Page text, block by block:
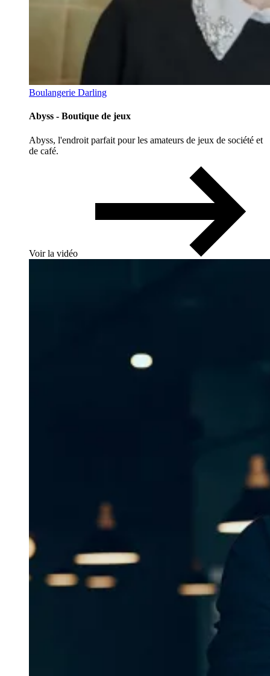
Boulangerie Darling
Abyss - Boutique de jeux
Abyss, l'endroit parfait pour les amateurs de jeux de société et
de café.
Voir la vidéo